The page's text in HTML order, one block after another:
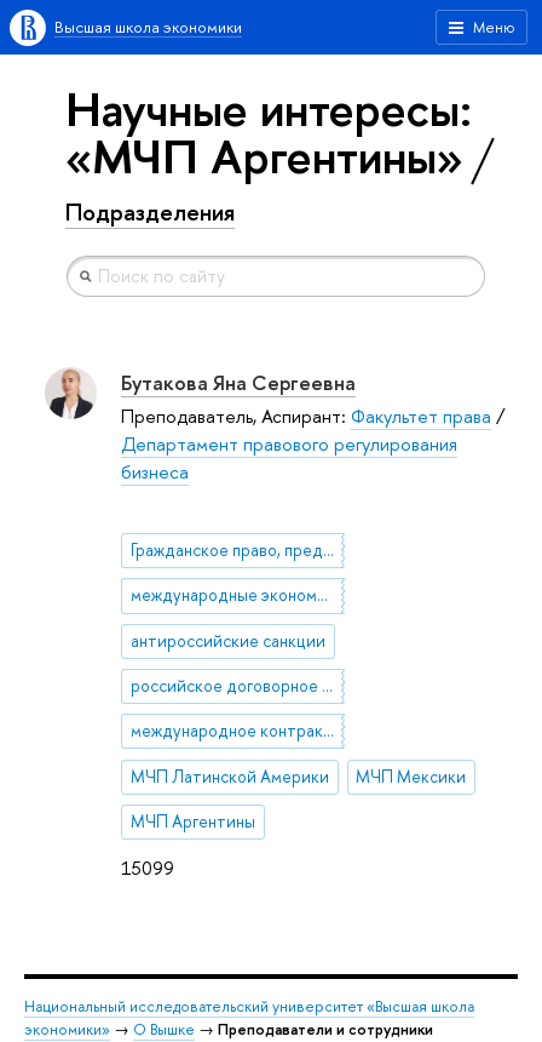
Меню
Высшая школа экономики
Научные интересы:
«МЧП Аргентины»
Подразделения
15099
Бутакова Яна Сергеевна
Преподаватель, Аспирант: Факультет права /
Департамент правового регулирования
бизнеса
Гражданское право, предпринимательское право, семейное право, международное частное право
международные экономические санкции, односторонние ограничительные меры
антироссийские санкции
российское договорное право
международное контрактное право
МЧП Латинской Америки МЧП Мексики
МЧП Аргентины
Национальный исследовательский университет «Высшая школа
экономики» → О Вышке → Преподаватели и сотрудники